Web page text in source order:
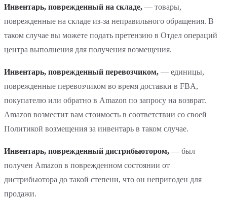
Инвентарь, поврежденный на складе, — товары,
поврежденные на складе из-за неправильного обращения. В
таком случае вы можете подать претензию в Отдел операций
центра выполнения для получения возмещения.
Инвентарь, поврежденный перевозчиком, — единицы,
поврежденные перевозчиком во время доставки в FBA,
покупателю или обратно в Amazon по запросу на возврат.
Amazon возместит вам стоимость в соответствии со своей
Политикой возмещения за инвентарь в таком случае.
Инвентарь, поврежденный дистрибьютором, — был
получен Amazon в поврежденном состоянии от
дистрибьютора до такой степени, что он непригоден для
продажи.